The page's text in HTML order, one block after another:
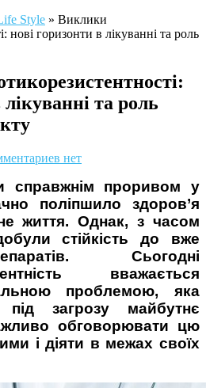
Style » Виклики
нові горизонти в лікуванні та роль
та роль
нет
справжнім проривом у
поліпшило здоров’я
життя. Однак, з часом
стійкість до вже
Сьогодні
вважається
проблемою, яка
загрозу майбутнє
обговорювати цю
і діяти в межах своїх